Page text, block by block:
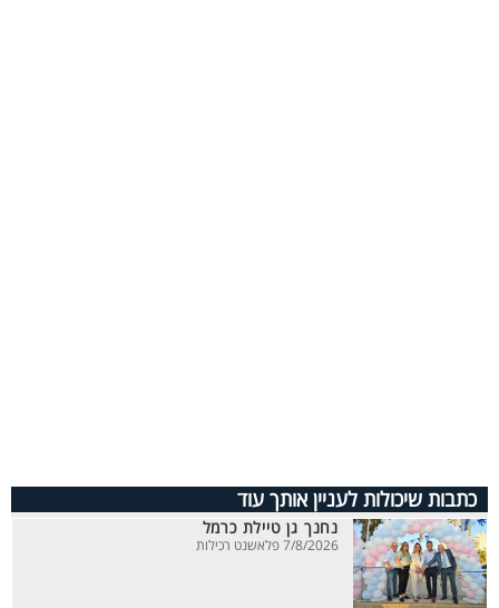
כתבות שיכולות לעניין אותך עוד
נחנך גן טיילת כרמל
7/8/2026 פלאשנט רכילות